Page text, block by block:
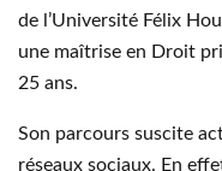
de l’Université Félix
une maîtrise en Droit
25 ans.
Son parcours suscite
réseaux sociaux. En